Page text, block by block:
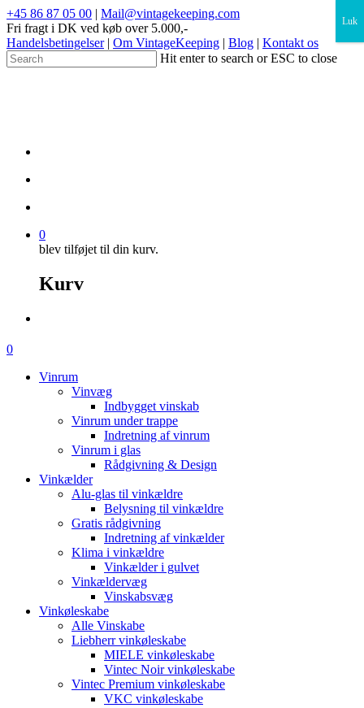
+45 86 87 05 00 | Mail@vintagekeeping.com
Fri fragt i DK ved køb over 5.000,-
Handelsbetingelser| Om VintageKeeping | Blog | Kontakt os
Hit enter to search or ESC to close
0
blev tilføjet til din kurv.
Kurv
0
Vinrum
Vinvæg
Indbygget vinskab
Vinrum under trappe
Indretning af vinrum
Vinrum i glas
Rådgivning & Design
Vinkælder
Alu-glas til vinkældre
Belysning til vinkældre
Gratis rådgivning
Indretning af vinkælder
Klima i vinkældre
Vinkælder i gulvet
Vinkældervæg
Vinskabsvæg
Vinkøleskabe
Alle Vinskabe
Liebherr vinkøleskabe
MIELE vinkøleskabe
Vintec Noir vinkøleskabe
Vintec Premium vinkøleskabe
VKC vinkøleskabe
×
Luk